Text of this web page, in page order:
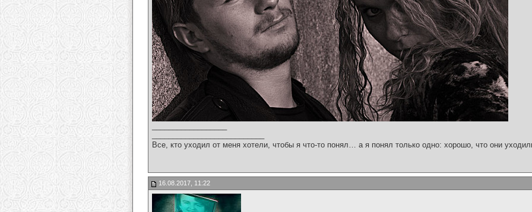
Все, кто уходил от меня хотели, чтобы я что-то понял… а я понял только одно: хорошо, что они
16.08.2017, 11:22